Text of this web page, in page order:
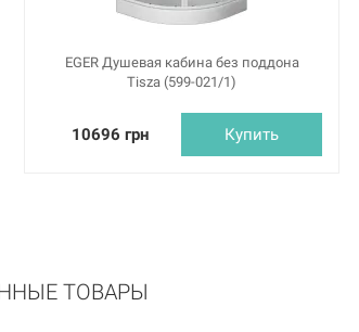
EGER Душевая кабина без поддона
Tisza (599-021/1)
10696 грн Купить
ТОВАРЫ